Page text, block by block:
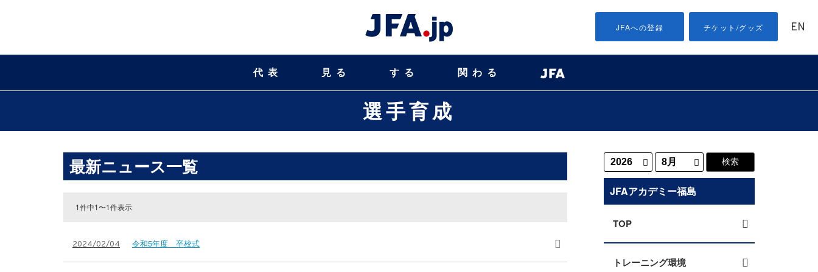
JFAへの登録 チケット/グッズ EN
代表 見る する 関わる
選手育成
最新ニュース一覧
1件中1〜1件表示
2024/02/04 令和5年度 卒校式
JFAアカデミー福島
TOP
トレーニング環境